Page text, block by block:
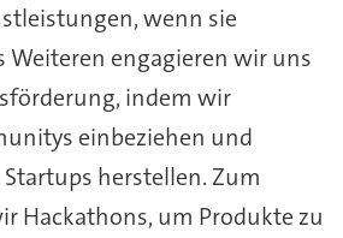
wenn sie
Weiteren engagieren wir uns
indem wir
einbeziehen und
herstellen. Zum
Hackathons, um Produkte zu